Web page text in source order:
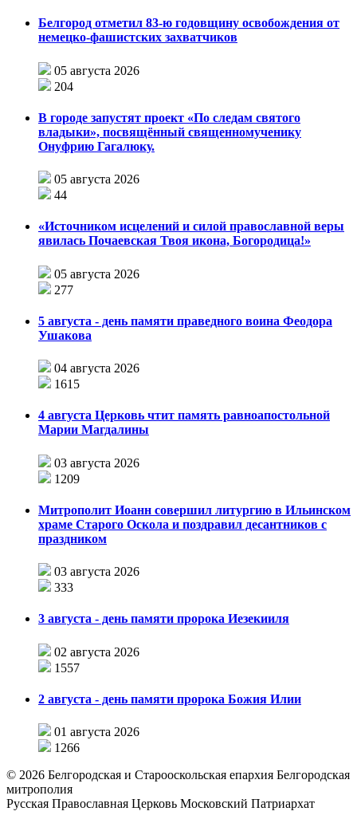
Белгород отметил 83-ю годовщину освобождения от
немецко-фашистских захватчиков
05 августа 2026
204
В городе запустят проект «По следам святого
владыки», посвящённый священномученику
Онуфрию Гагалюку.
05 августа 2026
44
«Источником исцелений и силой православной веры
явилась Почаевская Твоя икона, Богородица!»
05 августа 2026
277
5 августа - день памяти праведного воина Феодора
Ушакова
04 августа 2026
1615
4 августа Церковь чтит память равноапостольной
Марии Магдалины
03 августа 2026
1209
Митрополит Иоанн совершил литургию в Ильинском
храме Старого Оскола и поздравил десантников с
праздником
03 августа 2026
333
3 августа - день памяти пророка Иезекииля
02 августа 2026
1557
2 августа - день памяти пророка Божия Илии
01 августа 2026
1266
© 2026 Белгородская и Старооскольская епархия Белгородская
митрополия
Русская Православная Церковь Московский Патриархат